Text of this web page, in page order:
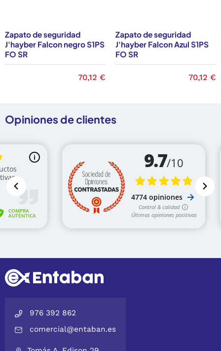
Zapato de seguridad
J'hayber Falcon negro S1PS
FO SR
Precio
70,12 €
Zapato de seguridad
J'hayber Falcon Azul S1PS
FO SR
Precio
70,12 €
Opiniones de clientes
976 392 862
comercial@entaban.es